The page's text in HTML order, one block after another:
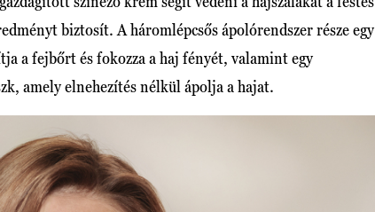
biztosít. A háromlépcsős ápolórendszer része egy
a fejbőrt és fokozza a haj fényét, valamint egy
amely elnehezítés nélkül ápolja a hajat.